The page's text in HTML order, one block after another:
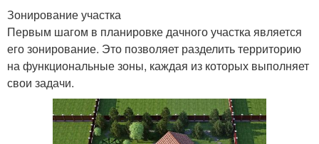
Зонирование участка
Первым шагом в планировке дачного участка является
его зонирование. Это позволяет разделить территорию
на функциональные зоны, каждая из которых выполняет
свои задачи.